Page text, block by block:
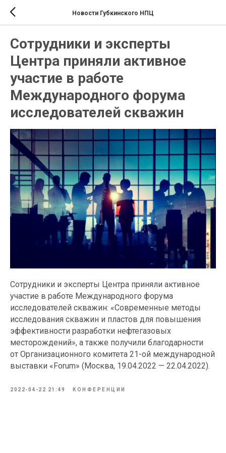
Новости Губкинского НПЦ
Сотрудники и эксперты
Центра приняли активное
участие в работе
Международного форума
исследователей скважин
Сотрудники и эксперты Центра приняли активное
участие в работе Международного форума
исследователей скважин: «Современные методы
исследования скважин и пластов для повышения
эффективности разработки нефтегазовых
месторождений», а также получили благодарности
от Организационного комитета 21-ой международной
выставки «Forum» (Москва, 19.04.2022 — 22.04.2022).
2022-04-22 21:49 КОНФЕРЕНЦИИ